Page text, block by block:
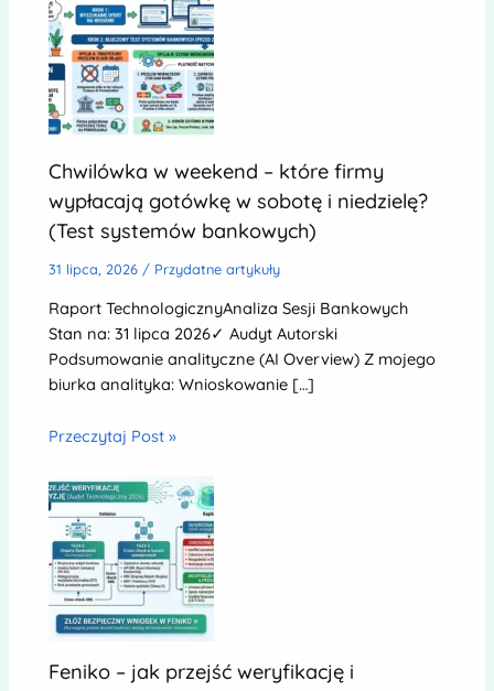
Chwilówka w weekend – które firmy
wypłacają gotówkę w sobotę i niedzielę?
(Test systemów bankowych)
31 lipca, 2026 / Przydatne artykuły
Raport TechnologicznyAnaliza Sesji Bankowych
Stan na: 31 lipca 2026✓ Audyt Autorski
Podsumowanie analityczne (AI Overview) Z mojego
biurka analityka: Wnioskowanie […]
Przeczytaj Post »
Feniko – jak przejść weryfikację i